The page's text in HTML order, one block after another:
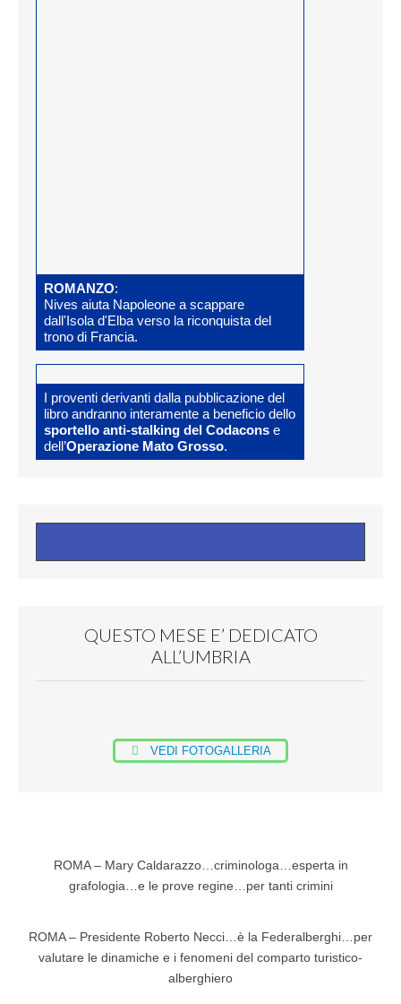
ROMANZO:
Nives aiuta Napoleone a scappare
dall'Isola d'Elba verso la riconquista del
trono di Francia.
I proventi derivanti dalla pubblicazione del
libro andranno interamente a beneficio dello
sportello anti-stalking del Codacons e
dell’Operazione Mato Grosso.
QUESTO MESE E’ DEDICATO
ALL’UMBRIA
VEDI FOTOGALLERIA
ROMA – Mary Caldarazzo…criminologa…esperta in
grafologia…e le prove regine…per tanti crimini
ROMA – Presidente Roberto Necci…è la Federalberghi…per
valutare le dinamiche e i fenomeni del comparto turistico-
alberghiero